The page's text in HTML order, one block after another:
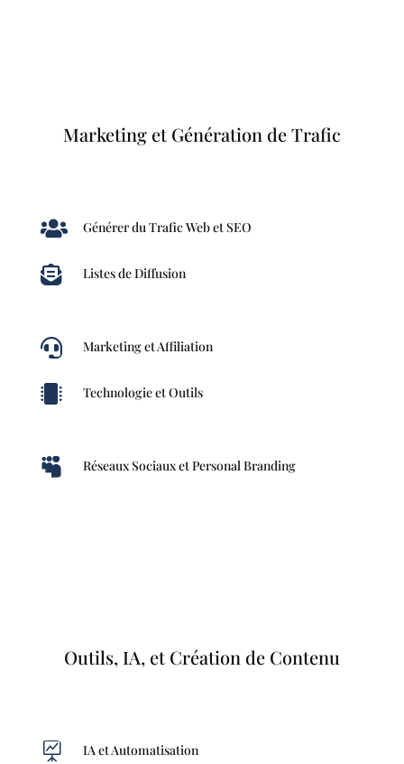
Marketing et Génération de Trafic
 Générer du Trafic Web et SEO
 Listes de Diffusion
 Marketing et Affiliation
 Technologie et Outils
 Réseaux Sociaux et Personal Branding
Outils, IA, et Création de Contenu
 IA et Automatisation